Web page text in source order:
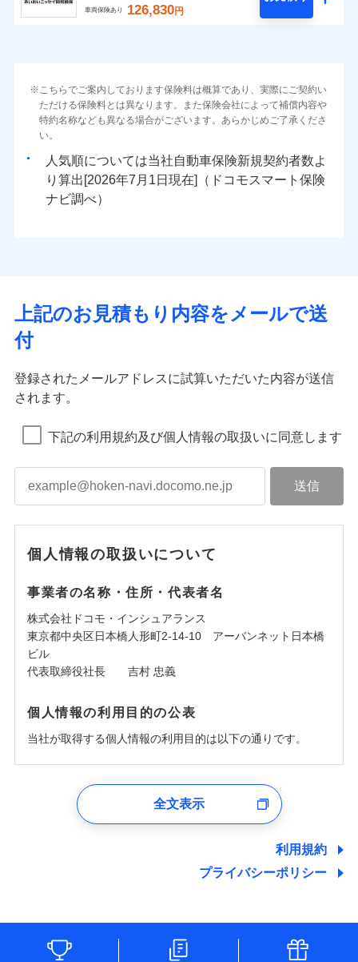
車両保険あり 126,830円
こちらでご案内しております保険料は概算であり、実際にご契約い
ただける保険料とは異なります。また保険会社によって補償内容や
特約名称なども異なる場合がございます。あらかじめご了承くださ
い。
人気順については当社
新規契約者数よ
り算出[
年 月
日現在]（ドコモスマート保険
ナビ調べ）
上記のお見積もり内容をメールで送
付
登録されたメールアドレスに試算いただいた内容が送信
されます。
下記の利用規約及び個人情報の取扱いに同意します
個人情報の取扱いについて
事業者の名称・住所・代表者名
株式会社ドコモ・インシュアランス
東京都中央区日本橋人形町2-14-10 アーバンネット日本橋
ビル
代表取締役社長 吉村 忠義
個人情報の利用目的の公表
当社が取得する個人情報の利用目的は以下の通りです。
ユーザー登録受付および、管理のため
しくは委託を受けている保険会社・提携会社の保険その他に
関する情報を提供し、金融商品等の契約を勧奨するため、ま
た維持管理等の委託業務遂行のため、またそれらに付帯、関
情報を取引のある他の保険会社の商品・サービスをご提案す
るために利用させていただくことがあります。）
各種セミナーの開催のため
全文表示
利用規約
プライバシーポリシー